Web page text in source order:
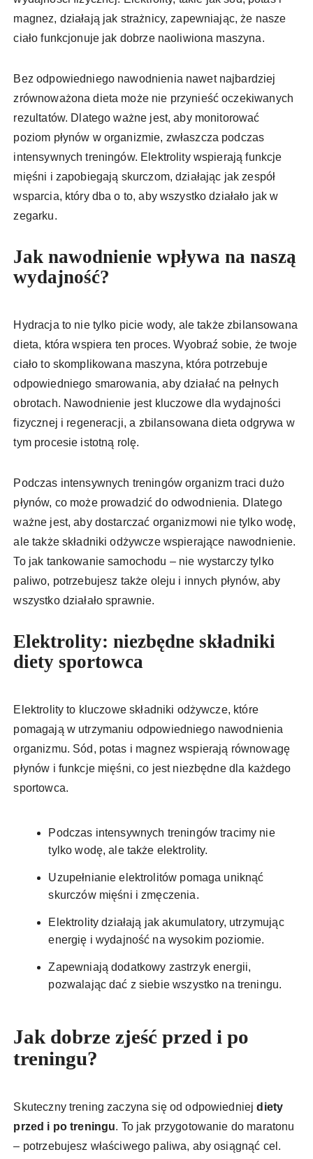
magnez, działają jak strażnicy, zapewniając, że nasze
ciało funkcjonuje jak dobrze naoliwiona maszyna.
Bez odpowiedniego nawodnienia nawet najbardziej
zrównoważona dieta może nie przynieść oczekiwanych
rezultatów. Dlatego ważne jest, aby monitorować
poziom płynów w organizmie, zwłaszcza podczas
intensywnych treningów. Elektrolity wspierają funkcje
mięśni i zapobiegają skurczom, działając jak zespół
wsparcia, który dba o to, aby wszystko działało jak w
zegarku.
Jak nawodnienie wpływa na naszą
wydajność?
Hydracja to nie tylko picie wody, ale także zbilansowana
dieta, która wspiera ten proces. Wyobraź sobie, że twoje
ciało to skomplikowana maszyna, która potrzebuje
odpowiedniego smarowania, aby działać na pełnych
obrotach. Nawodnienie jest kluczowe dla wydajności
fizycznej i regeneracji, a zbilansowana dieta odgrywa w
tym procesie istotną rolę.
Podczas intensywnych treningów organizm traci dużo
płynów, co może prowadzić do odwodnienia. Dlatego
ważne jest, aby dostarczać organizmowi nie tylko wodę,
ale także składniki odżywcze wspierające nawodnienie.
To jak tankowanie samochodu – nie wystarczy tylko
paliwo, potrzebujesz także oleju i innych płynów, aby
wszystko działało sprawnie.
Elektrolity: niezbędne składniki
diety sportowca
Elektrolity to kluczowe składniki odżywcze, które
pomagają w utrzymaniu odpowiedniego nawodnienia
organizmu. Sód, potas i magnez wspierają równowagę
płynów i funkcje mięśni, co jest niezbędne dla każdego
sportowca.
Podczas intensywnych treningów tracimy nie
tylko wodę, ale także elektrolity.
Uzupełnianie elektrolitów pomaga uniknąć
skurczów mięśni i zmęczenia.
Elektrolity działają jak akumulatory, utrzymując
energię i wydajność na wysokim poziomie.
Zapewniają dodatkowy zastrzyk energii,
pozwalając dać z siebie wszystko na treningu.
Jak dobrze zjeść przed i po
treningu?
Skuteczny trening zaczyna się od odpowiedniejdiety
przed i po treningu. To jak przygotowanie do maratonu
– potrzebujesz właściwego paliwa, aby osiągnąć cel.